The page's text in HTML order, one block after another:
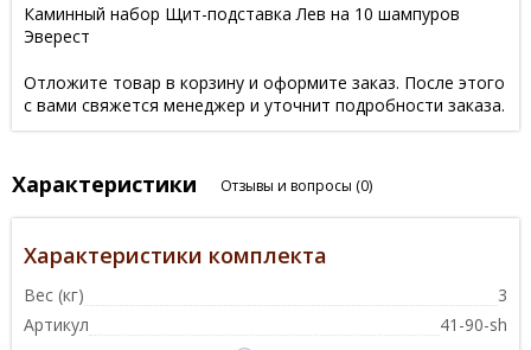
Каминный набор Щит-подставка Лев на 10 шампуров
Эверест
Отложите товар в корзину и оформите заказ. После этого
с вами свяжется менеджер и уточнит подробности заказа.
Характеристики Отзывы и вопросы (0)
Характеристики комплекта
Вес (кг)
3
Артикул
41-90-sh